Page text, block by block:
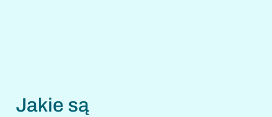
Jakie są